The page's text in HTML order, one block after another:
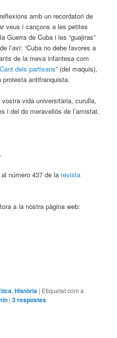
amb un recordatori de
veus i cançons a les petites
Guerra de Cuba i les “guajiras”
l’avi: “Cuba no debe favores a
de la meva infantesa com
Cant dels partisans” (del maquis),
antifranquista.
vida universitària, curulla,
i del do meravellós de l’amistat.
número 437 de la revista
a la nostra pàgina web:
,Història | Etiquetat com a
|3respostes